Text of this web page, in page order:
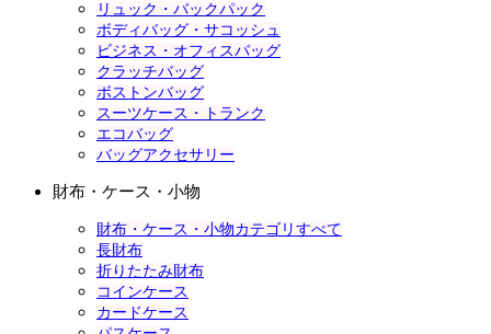
リュック・バックパック
ボディバッグ・サコッシュ
ビジネス・オフィスバッグ
クラッチバッグ
ボストンバッグ
スーツケース・トランク
エコバッグ
バッグアクセサリー
財布・ケース・小物
財布・ケース・小物カテゴリすべて
長財布
折りたたみ財布
コインケース
カードケース